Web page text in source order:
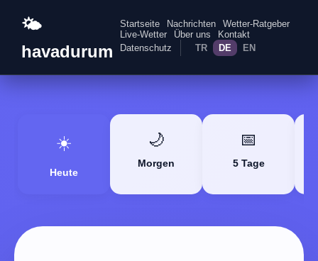
🌤️
havadurum
Startseite Nachrichten
Wetter-Ratgeber
Live-Wetter
Über uns
Kontakt
Datenschutz
TR DE EN
☀️
Heute
🌙
Morgen
📅
5 Tage